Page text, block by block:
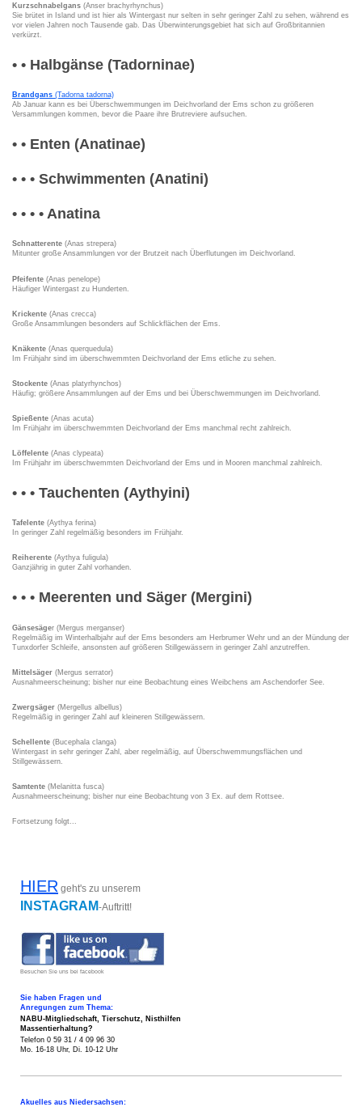
Kurzschnabelgans (Anser brachyrhynchus)
Sie brütet in Island und ist hier als Wintergast nur selten in sehr geringer Zahl zu sehen, während es
vor vielen Jahren noch Tausende gab. Das Überwinterungsgebiet hat sich auf Großbritannien
verkürzt.
• • Halbgänse (Tadorninae)
Brandgans (Tadorna tadorna)
Ab Januar kann es bei Überschwemmungen im Deichvorland der Ems schon zu größeren
Versammlungen kommen, bevor die Paare ihre Brutreviere aufsuchen.
• • Enten (Anatinae)
• • • Schwimmenten (Anatini)
• • • • Anatina
Schnatterente (Anas strepera)
Mitunter große Ansammlungen vor der Brutzeit nach Überflutungen im Deichvorland.
Pfeifente (Anas penelope)
Häufiger Wintergast zu Hunderten.
Krickente (Anas crecca)
Große Ansammlungen besonders auf Schlickflächen der Ems.
Knäkente (Anas querquedula)
Im Frühjahr sind im überschwemmten Deichvorland der Ems etliche zu sehen.
Stockente (Anas platyrhynchos)
Häufig; größere Ansammlungen auf der Ems und bei Überschwemmungen im Deichvorland.
Spießente (Anas acuta)
Im Frühjahr im überschwemmten Deichvorland der Ems manchmal recht zahlreich.
Löffelente (Anas clypeata)
Im Frühjahr im überschwemmten Deichvorland der Ems und in Mooren manchmal zahlreich.
• • • Tauchenten (Aythyini)
Tafelente (Aythya ferina)
In geringer Zahl regelmäßig besonders im Frühjahr.
Reiherente (Aythya fuligula)
Ganzjährig in guter Zahl vorhanden.
• • • Meerenten und Säger (Mergini)
Gänsesäger (Mergus merganser)
Regelmäßig im Winterhalbjahr auf der Ems besonders am Herbrumer Wehr und an der Mündung der
Tunxdorfer Schleife, ansonsten auf größeren Stillgewässern in geringer Zahl anzutreffen.
Mittelsäger (Mergus serrator)
Ausnahmeerscheinung; bisher nur eine Beobachtung eines Weibchens am Aschendorfer See.
Zwergsäger (Mergellus albellus)
Regelmäßig in geringer Zahl auf kleineren Stillgewässern.
Schellente (Bucephala clanga)
Wintergast in sehr geringer Zahl, aber regelmäßig, auf Überschwemmungsflächen und
Stillgewässern.
Samtente (Melanitta fusca)
Ausnahmeerscheinung; bisher nur eine Beobachtung von 3 Ex. auf dem Rottsee.
Fortsetzung folgt...
HIER geht's zu unserem
INSTAGRAM-Auftritt!
Besuchen Sie uns bei facebook
Sie haben Fragen und
Anregungen zum Thema:
NABU-Mitgliedschaft, Tierschutz, Nisthilfen
Massentierhaltung?
Telefon 0 59 31 / 4 09 96 30
Mo. 16-18 Uhr, Di. 10-12 Uhr
Akuelles aus Niedersachsen: